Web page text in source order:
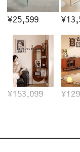
¥25,599
¥153,099